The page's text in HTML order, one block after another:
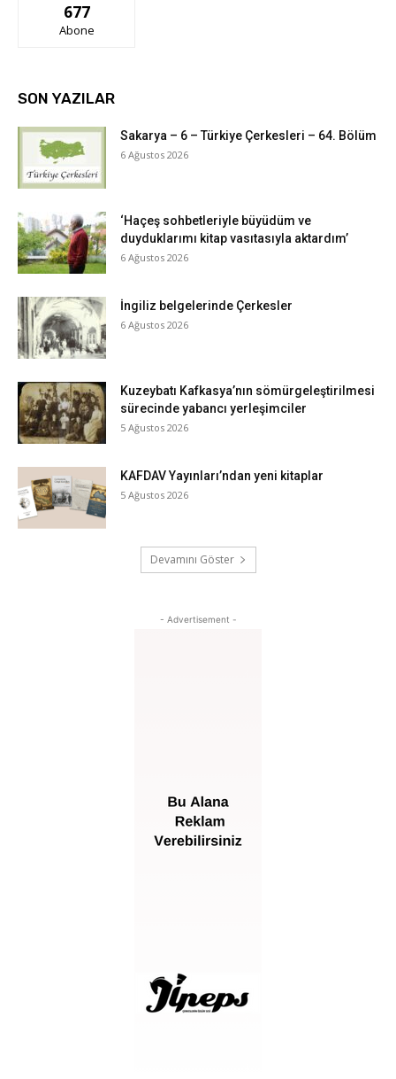
677
Abone
SON YAZILAR
Sakarya – 6 – Türkiye Çerkesleri – 64. Bölüm
6 Ağustos 2026
‘Haçeş sohbetleriyle büyüdüm ve
duyduklarımı kitap vasıtasıyla aktardım’
6 Ağustos 2026
İngiliz belgelerinde Çerkesler
6 Ağustos 2026
Kuzeybatı Kafkasya’nın sömürgeleştirilmesi
sürecinde yabancı yerleşimciler
5 Ağustos 2026
KAFDAV Yayınları’ndan yeni kitaplar
5 Ağustos 2026
Devamını Göster
- Advertisement -